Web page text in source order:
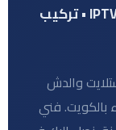
تركيب • تصليح • برمجة رسيفرات • IPTV • تركيب
والدش
بالكويت. فني